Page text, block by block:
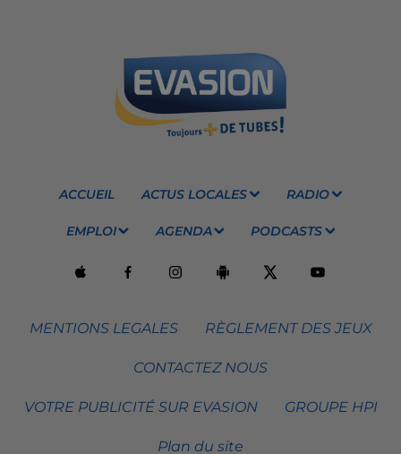
ACCUEIL ACTUS LOCALES RADIO
EMPLOI AGENDA PODCASTS
MENTIONS LEGALES RÈGLEMENT DES JEUX
CONTACTEZ NOUS
VOTRE PUBLICITÉ SUR EVASION GROUPE HPI
Plan du site